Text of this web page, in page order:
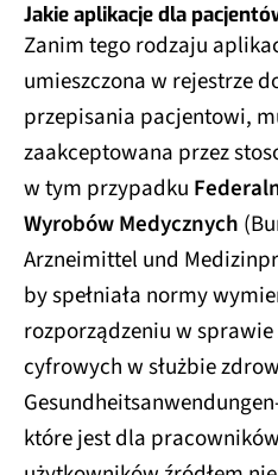
Jakie aplikacje dla
Zanim tego rodzaju
umieszczona w rejestrze
przepisania pacjentowi,
zaakceptowana przez
w tym przypadku
Wyrobów Medycznych
Arzneimittel und
by spełniała normy
rozporządzeniu w
cyfrowych w służbie
które jest dla